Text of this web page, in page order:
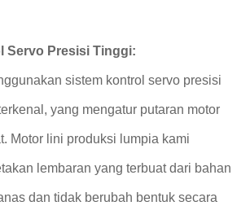
Servo Presisi Tinggi:
sistem kontrol servo presisi
yang mengatur putaran motor
Motor lini produksi lumpia kami
lembaran yang terbuat dari bahan
dan tidak berubah bentuk secara